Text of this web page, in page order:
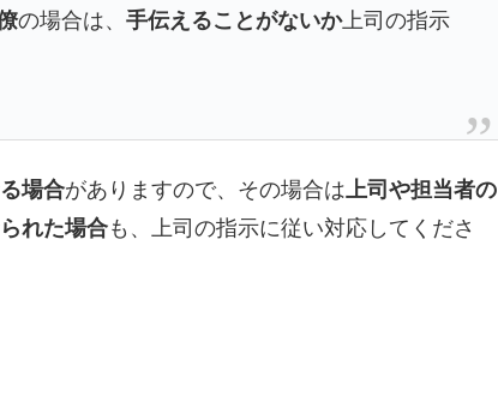
の場合は、手伝えることがないか上司の指示
場合がありますので、その場合は 上司や担当者の
れた場合も、上司の指示に従い対応してくださ